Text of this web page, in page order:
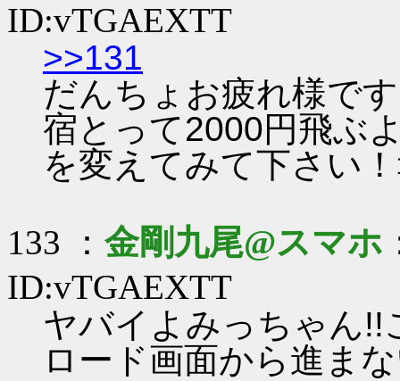
ID:vTGAEXTT
>>131
だんちょお疲れ様で
宿とって2000円飛ぶ
を変えてみて下さい
133 ： 金剛九尾@スマホ
ID:vTGAEXTT
ヤバイよみっちゃん!!
ロード画面から進ま